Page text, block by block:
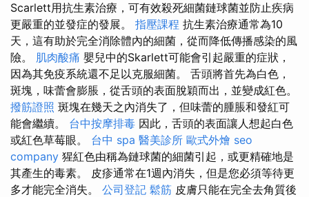
Scarlett用抗生素治療，可有效殺死細菌鏈球菌並防止疾病
更嚴重的並發症的發展。 指壓課程 抗生素治療通常為10
天，這有助於完全消除體內的細菌，從而降低傳播感染的風
險。 肌肉酸痛 嬰兒中的Skarlett可能會引起嚴重的症狀，
因為其免疫系統還不足以克服細菌。 舌頭將首先為白色，
斑塊，味蕾會膨脹，從舌頭的表面脫穎而出，並變成紅色。
撥筋證照 斑塊在幾天之內消失了，但味蕾的腫脹和發紅可
能會繼續。 台中按摩排毒 因此，舌頭的表面讓人想起白色
或紅色草莓眼。 台中 spa 醫美診所 歐式外燴 seo
company 猩紅色由稱為鏈球菌的細菌引起，或更精確地是
其產生的毒素。 皮疹通常在1週內消失，但是您必須等待更
多才能完全消失。 公司登記 鬆筋 皮膚只能在完全去角質後